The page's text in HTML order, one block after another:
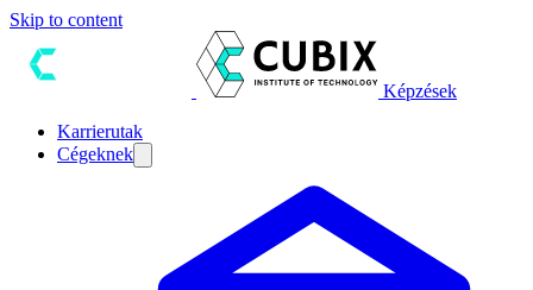
Skip to content
Képzések
Karrierutak
Cégeknek